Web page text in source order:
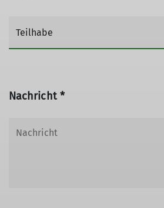
Nachricht *